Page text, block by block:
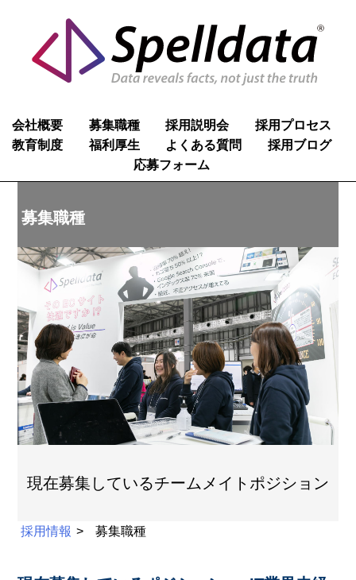
会社概要 募集職種 採用説明会
採用プロセス
教育制度
福利厚生 よくある質問
採用ブログ
応募フォーム
募集職種
現在募集しているチームメイトポジション
採用情報 募集職種